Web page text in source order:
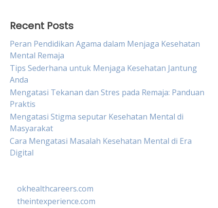
Recent Posts
Peran Pendidikan Agama dalam Menjaga Kesehatan
Mental Remaja
Tips Sederhana untuk Menjaga Kesehatan Jantung
Anda
Mengatasi Tekanan dan Stres pada Remaja: Panduan
Praktis
Mengatasi Stigma seputar Kesehatan Mental di
Masyarakat
Cara Mengatasi Masalah Kesehatan Mental di Era
Digital
okhealthcareers.com
theintexperience.com